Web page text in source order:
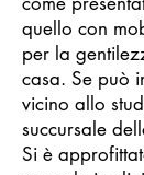
quello con
per la
casa. Se può
vicino allo
succursale
Si è